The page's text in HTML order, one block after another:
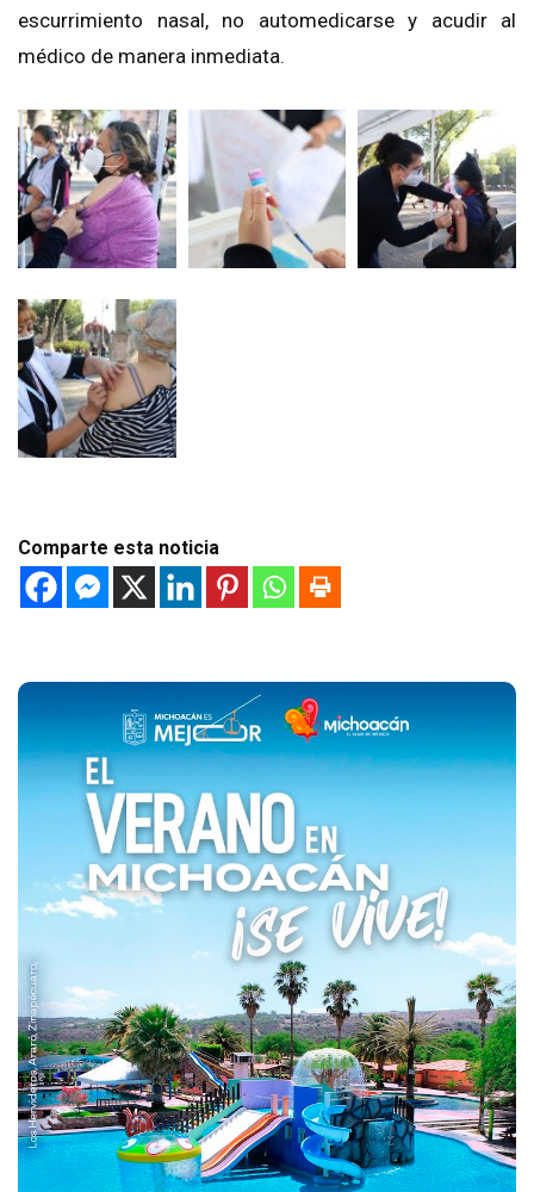
escurrimiento nasal, no automedicarse y acudir al
médico de manera inmediata.
Comparte esta noticia